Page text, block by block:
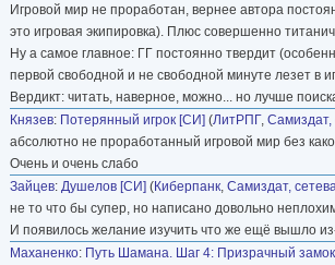
Игровой мир не проработан, вернее автора
это игровая экипировка). Плюс совершенно
Ну а самое главное: ГГ постоянно твердит
первой свободной и не свободной минуте лезет в
Вердикт: читать, наверное, можно... но лучше
Князев: Потерянный игрок [СИ] (ЛитРПГ, Самиздат,
абсолютно не проработанный игровой мир без
Очень и очень слабо
Зайцев: Душелов [CИ] (Киберпанк, Самиздат,
не то что бы супер, но написано довольно
И появилось желание изучить что же ещё вышло
Маханенко: Путь Шамана. Шаг 4: Призрачный